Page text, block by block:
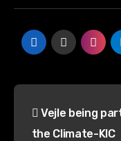
de
Vejle being
the Climate-KIC